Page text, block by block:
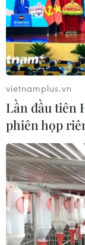
vietnamplus.vn
Lần đầu tiên
phiên họp